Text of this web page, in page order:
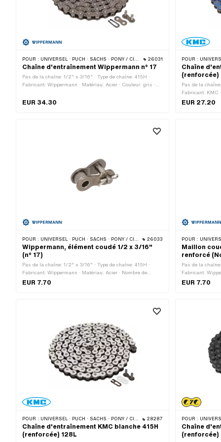
POUR : UNIVERSEL · PUCH · SACHS · PONY / CILO (BÊTA 521 & 512) · ZÜNDAPP BELMONDO · TOMOS · BYE BIKE · CILO · HERCULES 26031
Chaîne d'entraînement Wippermann n° 17
Pas de la chaîne: 1/2" x 3/16" · Type de chaîne: 415H ·
Fabricant: Wippermann · Matériau: Acier · Couleur: gris ·
1448 mm · Type de cadenas à chaîne: Fermeture à ressort ·
EUR 34.30
POUR : UNIVERSEL · PUCH ·
Chaîne
(renforcée)
Pas de la
Fabricant: KMC
de maillons: 128
EUR 27.20
POUR : UNIVERSEL · PUCH · SACHS · PONY / CILO (BÊTA 521 & 512) · ZÜNDAPP BELMONDO · TOMOS · BYE BIKE 26033
Wippermann, élément coudé 1/2 x 3/16"
(n° 17)
Pas de la chaîne: 1/2" x 3/16" · Type de chaîne: 415H ·
Fabricant: Wippermann · Matériau: Acier · Nombre de
maillons: 1 pcs · Type de cadenas à chaîne: Membre coudé ·
EUR 7.70
POUR : UNIVERSEL · PUCH ·
Maillon
renforcé
Pas de la
Fabricant:
maillons: 1 pcs ·
EUR 7.70
POUR : UNIVERSEL · PUCH · SACHS · PONY / CILO (BÊTA 521 & 512) · ZÜNDAPP BELMONDO · TOMOS · BYE BIKE 28287
Chaîne d'entraînement KMC blanche 415H
(renforcée) 128L
POUR : UNIVERSEL · PUCH ·
Chaîne
(renforcée)